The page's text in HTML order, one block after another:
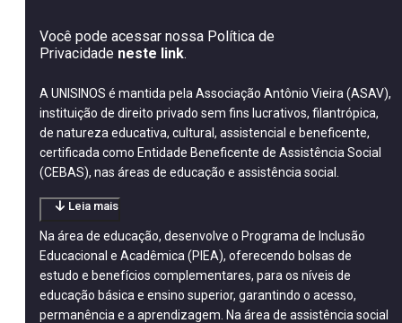
Você pode acessar nossa Política de
Privacidade neste link.
A UNISINOS é mantida pela Associação Antônio Vieira (ASAV),
instituição de direito privado sem fins lucrativos, filantrópica,
de natureza educativa, cultural, assistencial e beneficente,
certificada como Entidade Beneficente de Assistência Social
(CEBAS), nas áreas de educação e assistência social.
Leia mais
Na área de educação, desenvolve o Programa de Inclusão
Educacional e Acadêmica (PIEA), oferecendo bolsas de
estudo e benefícios complementares, para os níveis de
educação básica e ensino superior, garantindo o acesso,
permanência e a aprendizagem. Na área de assistência social